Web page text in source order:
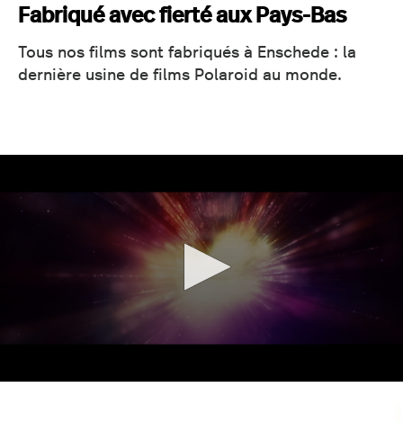
Fabriqué avec fierté aux Pays-Bas
Tous nos films sont fabriqués à Enschede : la
dernière usine de films Polaroid au monde.